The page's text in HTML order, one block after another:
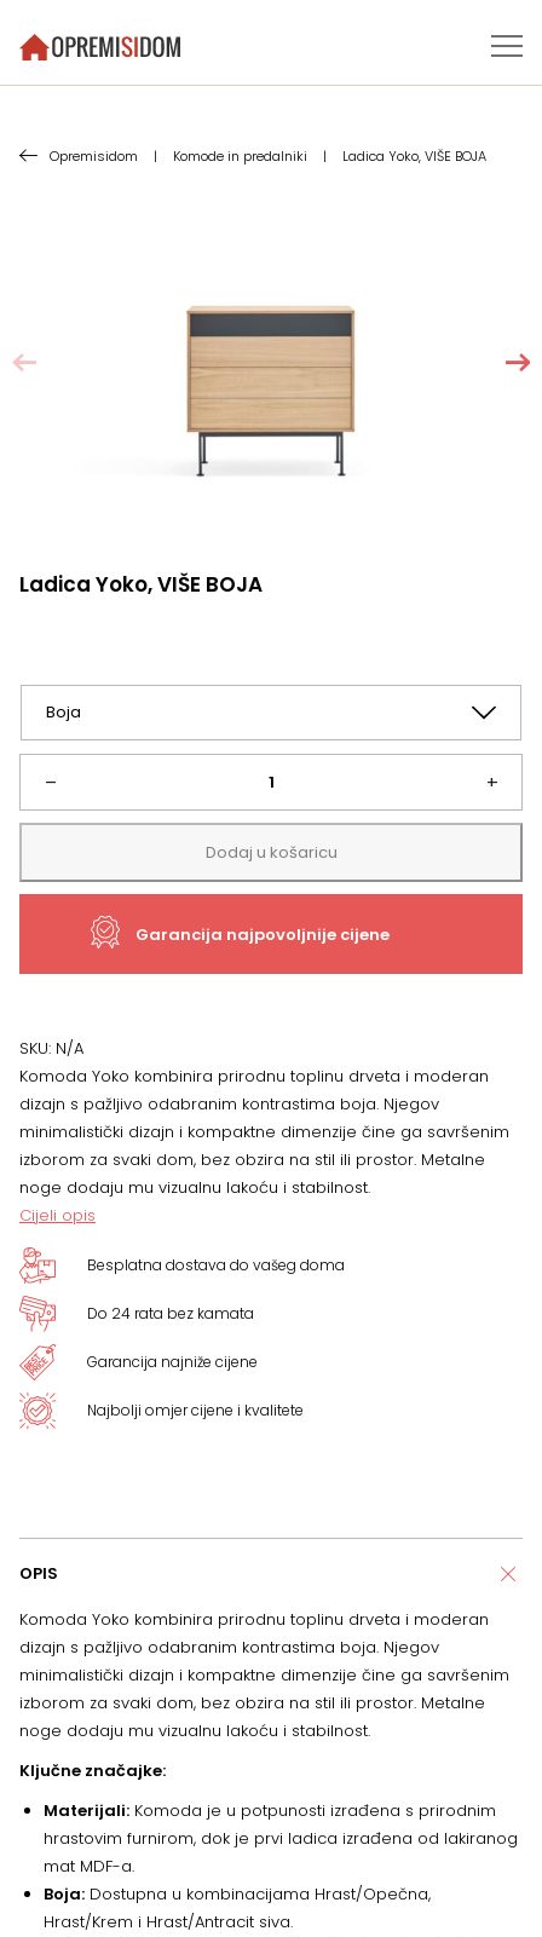
Opremisidom | Komode in predalniki | Ladica Yoko, VIŠE BOJA
Ladica Yoko, VIŠE BOJA
–
Ladica
Yoko,
VIŠE
+
Dodaj u košaricu
Garancija najpovoljnije cijene
SKU: N/A
Komoda Yoko kombinira prirodnu toplinu drveta i moderan
dizajn s pažljivo odabranim kontrastima boja. Njegov
minimalistički dizajn i kompaktne dimenzije čine ga savršenim
izborom za svaki dom, bez obzira na stil ili prostor. Metalne
noge dodaju mu vizualnu lakoću i stabilnost.
Cijeli opis
Besplatna dostava do vašeg doma
Do 24 rata bez kamata
Garancija najniže cijene
Najbolji omjer cijene i kvalitete
OPIS
Komoda Yoko kombinira prirodnu toplinu drveta i moderan
dizajn s pažljivo odabranim kontrastima boja. Njegov
minimalistički dizajn i kompaktne dimenzije čine ga savršenim
izborom za svaki dom, bez obzira na stil ili prostor. Metalne
noge dodaju mu vizualnu lakoću i stabilnost.
Ključne značajke:
Materijali: Komoda je u potpunosti izrađena s prirodnim
hrastovim furnirom, dok je prvi ladica izrađena od lakiranog
mat MDF-a.
Boja: Dostupna u kombinacijama Hrast/Opečna,
Hrast/Krem i Hrast/Antracit siva.